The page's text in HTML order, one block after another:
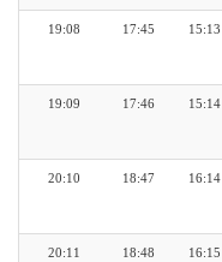
15:13
17:45
19:08
15:14
17:46
19:09
16:14
18:47
20:10
16:15
18:48
20:11